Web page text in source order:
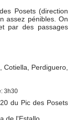
Posets (direction
assez pénibles. On
par des passages
Cotiella, Perdiguero,
3h30
du Pic des Posets
de l'Estallo